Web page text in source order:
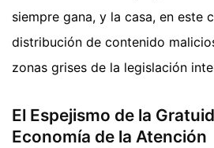
siempre gana, y la casa, en este
distribución de contenido
zonas grises de la legislación
El Espejismo de la
Economía de la Atención